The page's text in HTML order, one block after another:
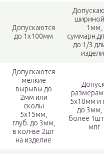
Допускаются
до 1х100мм
1мм,
до 1/3
Допускаются
мелкие
вырывы до
2мм или
сколы
5х15мм,
глуб. до 3мм,
в кол-ве 2шт
на изделие
5х10мм и
до 3мм,
более
мпг